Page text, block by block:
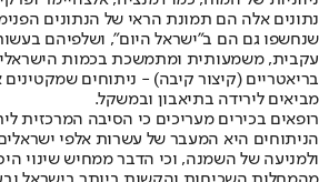
נתונים אלה הם תמונת הראי של הנתונים
שנחשפו גם הם ב"ישראל היום", ושלפיהם
עקבית, משמעותית ומתמשכת בכמות
בריאטריים (קיצור קיבה) - ניתוחים
מביאים לירידה בתיאבון ובמשקל.
רופאים בכירים מעריכים כי הסיבה המרכזית
הניתוחים היא המעבר של עשרות אלפי
ולמניעה של השמנה, וכי הדבר ממחיש שינוי